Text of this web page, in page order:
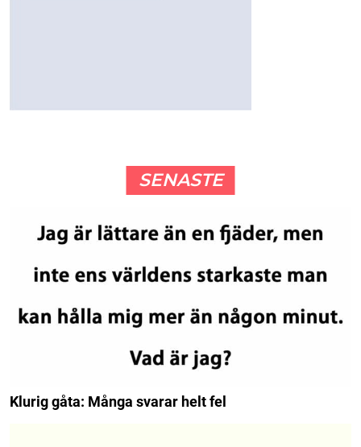
SENASTE
Klurig gåta: Många svarar helt fel